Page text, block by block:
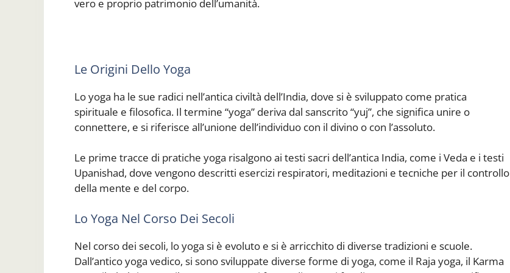
vero e proprio patrimonio dell’umanità.
Le Origini Dello Yoga
Lo yoga ha le sue radici nell’antica civiltà dell’India, dove si è sviluppato come pratica
spirituale e filosofica. Il termine “yoga” deriva dal sanscrito “yuj”, che significa unire o
connettere, e si riferisce all’unione dell’individuo con il divino o con l’assoluto.
Le prime tracce di pratiche yoga risalgono ai testi sacri dell’antica India, come i Veda e i testi
Upanishad, dove vengono descritti esercizi respiratori, meditazioni e tecniche per il controllo
della mente e del corpo.
Lo Yoga Nel Corso Dei Secoli
Nel corso dei secoli, lo yoga si è evoluto e si è arricchito di diverse tradizioni e scuole.
Dall’antico yoga vedico, si sono sviluppate diverse forme di yoga, come il Raja yoga, il Karma